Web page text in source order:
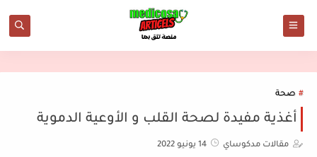
صحة
أغذية مفيدة لصحة القلب و الأوعية الدموية
مقالات مدكوساي 14 يونيو 2022